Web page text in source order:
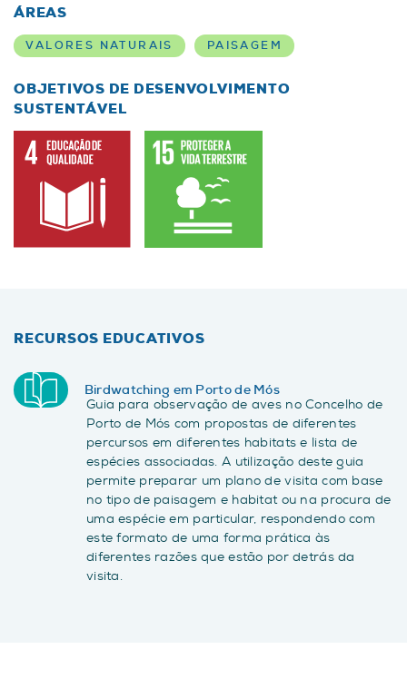
ÁREAS
VALORES NATURAIS PAISAGEM
OBJETIVOS DE DESENVOLVIMENTO
SUSTENTÁVEL
RECURSOS EDUCATIVOS
Birdwatching em Porto de Mós
Guia para observação de aves no Concelho de
Porto de Mós com propostas de diferentes
percursos em diferentes habitats e lista de
espécies associadas. A utilização deste guia
permite preparar um plano de visita com base
no tipo de paisagem e habitat ou na procura de
uma espécie em particular, respondendo com
este formato de uma forma prática às
diferentes razões que estão por detrás da
visita.